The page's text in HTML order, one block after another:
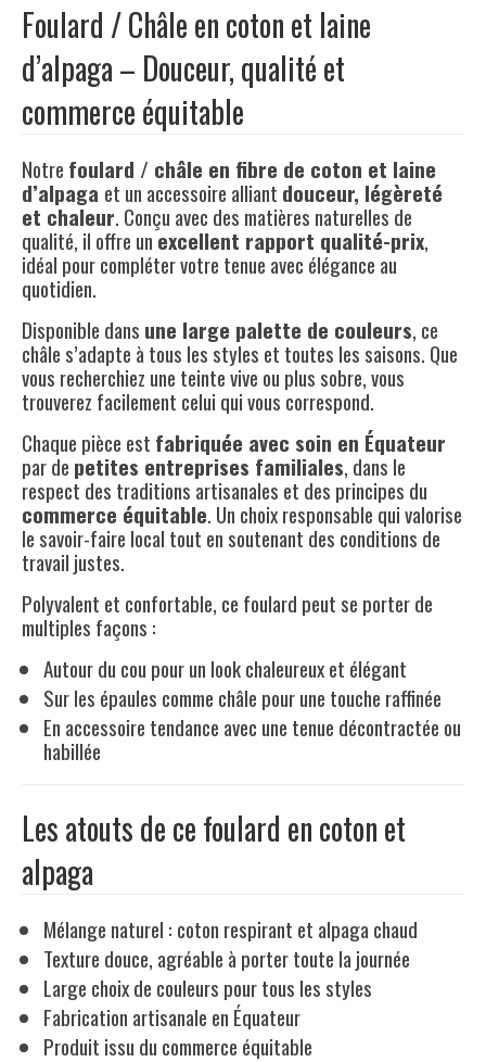
Foulard / Châle en coton et laine
d’alpaga – Douceur, qualité et
commerce équitable
Notre foulard / châle en fibre de coton et laine
d’alpaga et un accessoire alliant douceur, légèreté
et chaleur. Conçu avec des matières naturelles de
qualité, il offre unexcellent rapport qualité-prix,
idéal pour compléter votre tenue avec élégance au
quotidien.
Disponible dans une large palette de couleurs, ce
châle s’adapte à tous les styles et toutes les saisons. Que
vous recherchiez une teinte vive ou plus sobre, vous
trouverez facilement celui qui vous correspond.
Chaque pièce est fabriquée avec soin en Équateur
par de petites entreprises familiales, dans le
respect des traditions artisanales et des principes du
commerce équitable. Un choix responsable qui valorise
le savoir-faire local tout en soutenant des conditions de
travail justes.
Polyvalent et confortable, ce foulard peut se porter de
multiples façons :
Autour du cou pour un look chaleureux et élégant
Sur les épaules comme châle pour une touche raffinée
En accessoire tendance avec une tenue décontractée ou
habillée
Les atouts de ce foulard en coton et
alpaga
Mélange naturel : coton respirant et alpaga chaud
Texture douce, agréable à porter toute la journée
Large choix de couleurs pour tous les styles
Fabrication artisanale en Équateur
Produit issu du commerce équitable